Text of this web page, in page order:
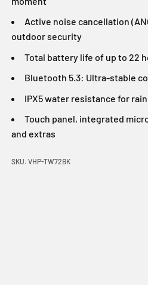
Active noise cancellation
outdoor security
Total battery life of up to 22
Bluetooth 5.3: Ultra-stable
IPX5 water resistance for
Touch panel, integrated
and extras
SKU: VHP-TW72BK